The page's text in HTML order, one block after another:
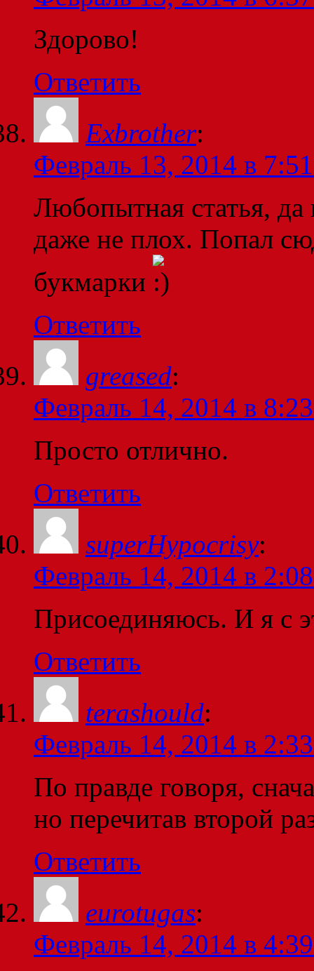
Здорово!
Ответить
Exbrother:
Февраль 13, 2014 в
Любопытная статья,
даже не плох. Попал
букмарки
Ответить
greased:
Февраль 14, 2014 в
Просто отлично.
Ответить
superHypocrisy:
Февраль 14, 2014 в
Присоединяюсь. И я с
Ответить
terashould:
Февраль 14, 2014 в
По правде говоря,
но перечитав второй
Ответить
eurotugas:
Февраль 14, 2014 в